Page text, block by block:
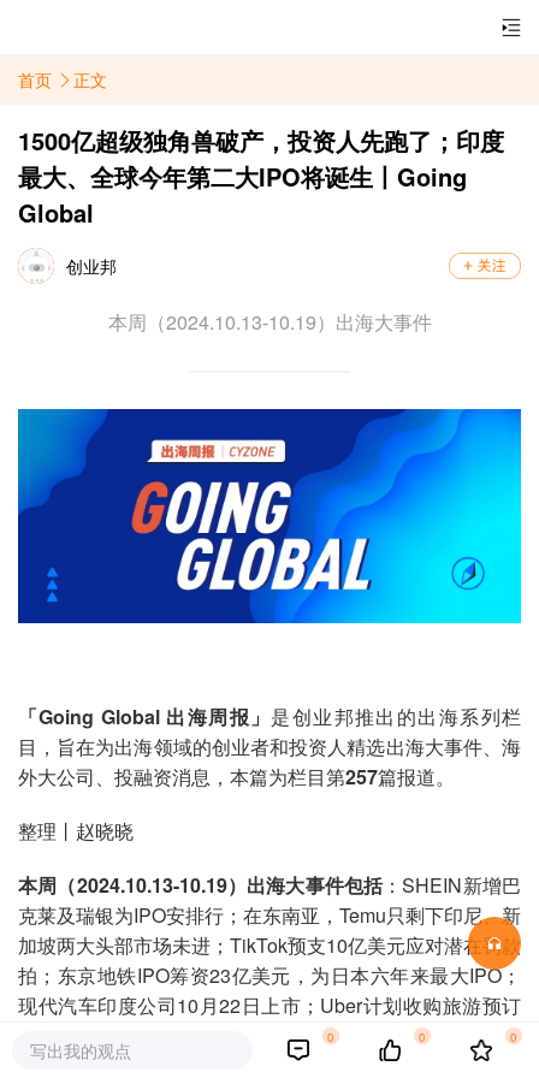
首页 正文
1500亿超级独角兽破产，投资人先跑了；印度
最大、全球今年第二大IPO将诞生丨Going
Global
创业邦
本周（2024.10.13-10.19）出海大事件
「Going Global 出海周报」 是创业邦推出的出海系列栏
目，旨在为出海领域的创业者和投资人精选出海大事件、海
外大公司、投融资消息，本篇为栏目第257篇报道。
整理丨赵晓晓
本周（2024.10.13-10.19）出海大事件包括：SHEIN新增巴
克莱及瑞银为IPO安排行；在东南亚，Temu只剩下印尼、新
加坡两大头部市场未进；TikTok预支10亿美元应对潜在罚款
拍；东京地铁IPO筹资23亿美元，为日本六年来最大IPO；
现代汽车印度公司10月22日上市；Uber计划收购旅游预订
网站Expedia的可能性；沃尔玛新设首席增长官一职；
Shopee联盟YouTube、Facebook等。
写出我的观点
0 0 0